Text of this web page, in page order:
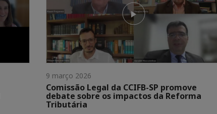
9 março 2026
Comissão Legal da CCIFB-SP promove
debate sobre os impactos da Reforma
Tributária